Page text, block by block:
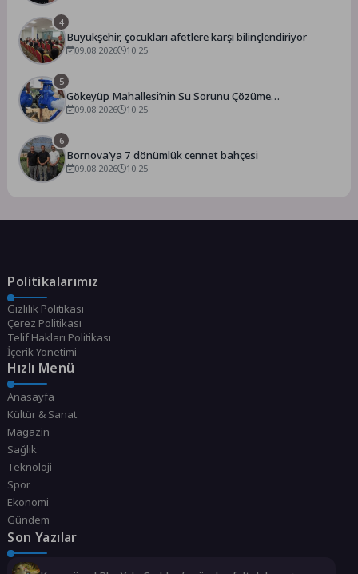
4
Büyükşehir, çocukları afetlere karşı bilinçlendiriyor
09.08.2026 10:25
5
Gökeyüp Mahallesi’nin Su Sorunu Çözüme
Kavuşturuldu
09.08.2026 10:25
6
Bornova’ya 7 dönümlük cennet bahçesi
09.08.2026 10:25
Politikalarımız
Gizlilik Politikası
Çerez Politikası
Telif Hakları Politikası
İçerik Yönetimi
Hızlı Menü
Anasayfa
Kültür & Sanat
Magazin
Sağlık
Teknoloji
Spor
Ekonomi
Gündem
Son Yazılar